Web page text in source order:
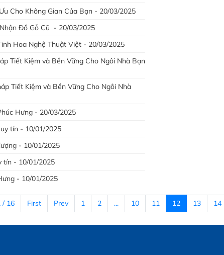
Cho Không Gian Của Bạn - 20/03/2025
Đồ Gỗ Cũ - 20/03/2025
Hoa Nghệ Thuật Việt - 20/03/2025
Tiết Kiệm và Bền Vững Cho Ngôi Nhà Bạn
Tiết Kiệm và Bền Vững Cho Ngôi Nhà
Hưng - 20/03/2025
tín - 10/01/2025
- 10/01/2025
tín - 10/01/2025
- 10/01/2025
/ 16 First Prev 1 2 ... 10 11 12 13 14